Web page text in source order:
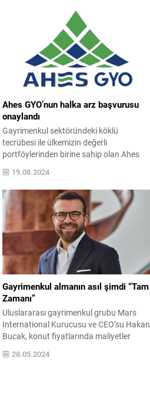
Ahes GYO’nun halka arz başvurusu
onaylandı
Gayrimenkul sektöründeki köklü
tecrübesi ile ülkemizin değerli
portföylerinden birine sahip olan Ahes
GYO’nun halka arz başvurusu Sermaye
Piyasası Kurulu (SPK) tarafından
onaylandı. Ticari üniteler, satışa hazır
konutlar, devam eden konut ve otel
projeleri olmak üzere değerli bir portföye
sahip olan Ahes GYO’nun halka arzı SPK
tarafından onaylandı. Halk Yatırım
liderliğinde...
19.08.2024
Gayrimenkul almanın asıl şimdi “Tam
Zamanı”
Uluslararası gayrimenkul grubu Mars
International Kurucusu ve CEO’su Hakan
Bucak, konut fiyatlarında maliyetler
sebebiyle radikal bir düşüş beklemediğini,
faizlerin düşüşe geçmesi ile mevcut
28.05.2024